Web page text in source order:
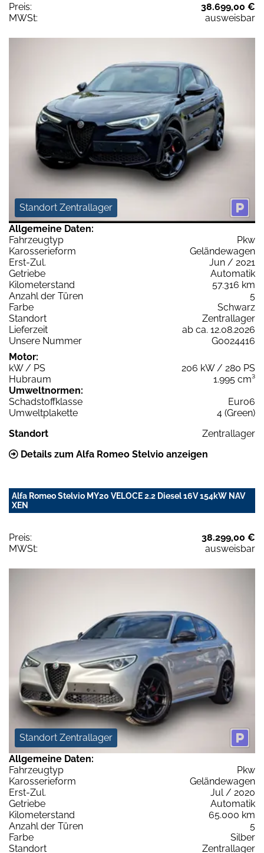
Preis:
38.699,00 €
MWSt:
ausweisbar
Standort Zentrallager
Allgemeine Daten:
Fahrzeugtyp
Pkw
Karosserieform
Geländewagen
Erst-Zul.
Jun / 2021
Getriebe
Automatik
Kilometerstand
57.316 km
Anzahl der Türen
5
Farbe
Schwarz
Standort
Zentrallager
Lieferzeit
ab ca. 12.08.2026
Unsere Nummer
G0024416
Motor:
kW / PS
206 kW / 280 PS
Hubraum
1.995 cm³
Umweltnormen:
Schadstoffklasse
Euro6
Umweltplakette
4 (Green)
Standort
Zentrallager
Details zum Alfa Romeo Stelvio anzeigen
Alfa Romeo Stelvio MY20 VELOCE 2.2 Diesel 16V 154kW NAV
XEN
Preis:
38.299,00 €
MWSt:
ausweisbar
Standort Zentrallager
Allgemeine Daten:
Fahrzeugtyp
Pkw
Karosserieform
Geländewagen
Erst-Zul.
Jul / 2020
Getriebe
Automatik
Kilometerstand
65.000 km
Anzahl der Türen
5
Farbe
Silber
Standort
Zentrallager